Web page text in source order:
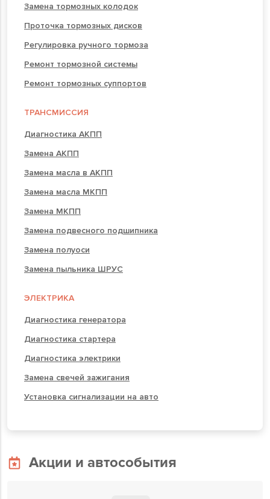
Замена тормозных колодок
Проточка тормозных дисков
Регулировка ручного тормоза
Ремонт тормозной системы
Ремонт тормозных суппортов
ТРАНСМИССИЯ
Диагностика АКПП
Замена АКПП
Замена масла в АКПП
Замена масла МКПП
Замена МКПП
Замена подвесного подшипника
Замена полуоси
Замена пыльника ШРУС
ЭЛЕКТРИКА
Диагностика генератора
Диагностика стартера
Диагностика электрики
Замена свечей зажигания
Установка сигнализации на авто
Акции и автособытия